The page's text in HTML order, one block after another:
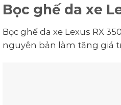
Bọc ghế da xe
Bọc ghế da xe Lexus RX
nguyên bản làm tăng giá